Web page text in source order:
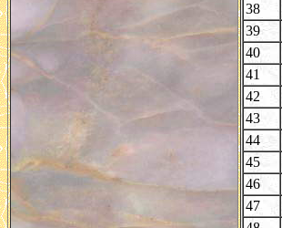
38
39
40
41
42
43
44
45
46
47